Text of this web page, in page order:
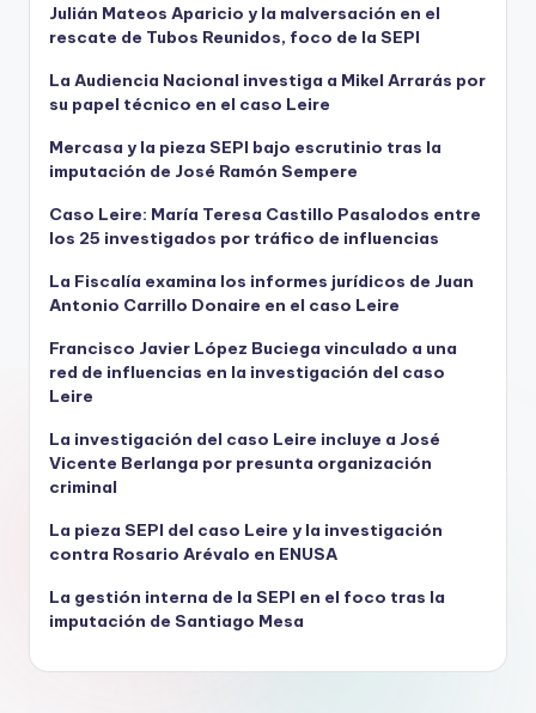
Julián Mateos Aparicio y la malversación en el
rescate de Tubos Reunidos, foco de la SEPI
La Audiencia Nacional investiga a Mikel Arrarás por
su papel técnico en el caso Leire
Mercasa y la pieza SEPI bajo escrutinio tras la
imputación de José Ramón Sempere
Caso Leire: María Teresa Castillo Pasalodos entre
los 25 investigados por tráfico de influencias
La Fiscalía examina los informes jurídicos de Juan
Antonio Carrillo Donaire en el caso Leire
Francisco Javier López Buciega vinculado a una
red de influencias en la investigación del caso
Leire
La investigación del caso Leire incluye a José
Vicente Berlanga por presunta organización
criminal
La pieza SEPI del caso Leire y la investigación
contra Rosario Arévalo en ENUSA
La gestión interna de la SEPI en el foco tras la
imputación de Santiago Mesa